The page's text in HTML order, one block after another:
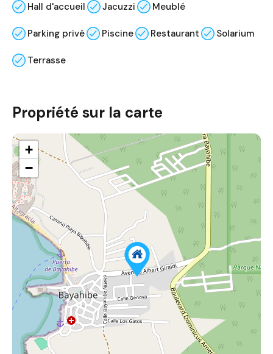
Hall d'accueil Jacuzzi Meublé
Parking privé Piscine Restaurant Solarium
Terrasse
Propriété sur la carte
+
−